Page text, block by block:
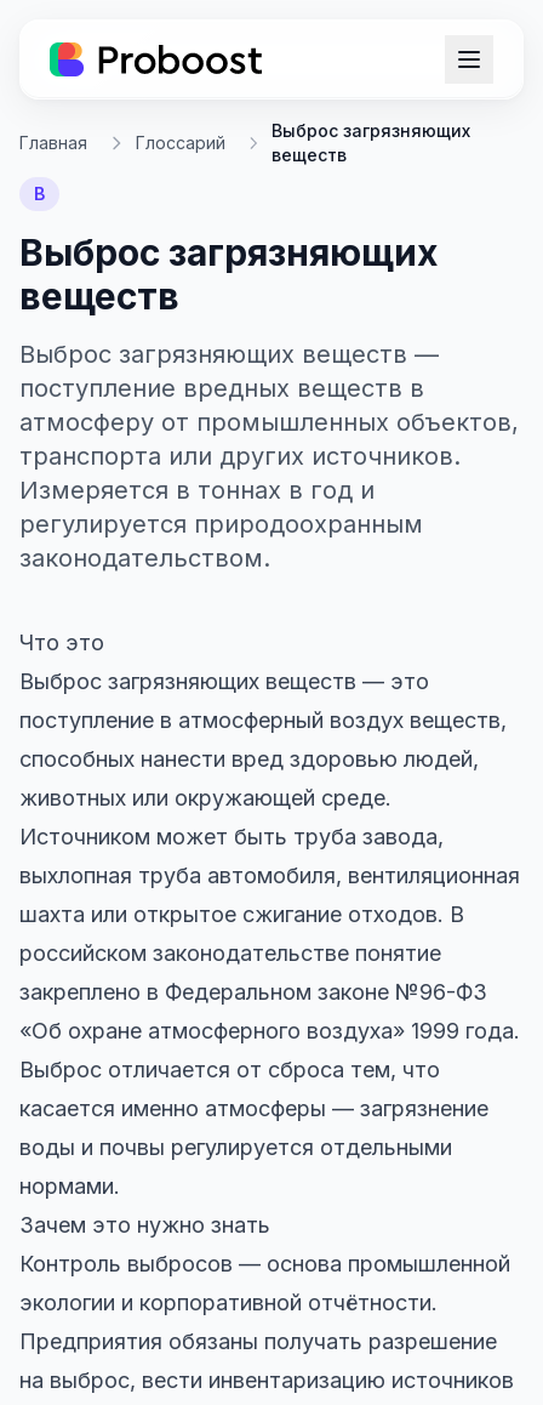
Главная Глоссарий
Выброс загрязняющих
веществ
В
Выброс загрязняющих
веществ
Выброс загрязняющих веществ —
поступление вредных веществ в
атмосферу от промышленных объектов,
транспорта или других источников.
Измеряется в тоннах в год и
регулируется природоохранным
законодательством.
Что это
Выброс загрязняющих веществ — это
поступление в атмосферный воздух веществ,
способных нанести вред здоровью людей,
животных или окружающей среде.
Источником может быть труба завода,
выхлопная труба автомобиля, вентиляционная
шахта или открытое сжигание отходов. В
российском законодательстве понятие
закреплено в Федеральном законе №96-ФЗ
«Об охране атмосферного воздуха» 1999 года.
Выброс отличается от сброса тем, что
касается именно атмосферы — загрязнение
воды и почвы регулируется отдельными
нормами.
Зачем это нужно знать
Контроль выбросов — основа промышленной
экологии и корпоративной отчётности.
Предприятия обязаны получать разрешение
на выброс, вести инвентаризацию источников